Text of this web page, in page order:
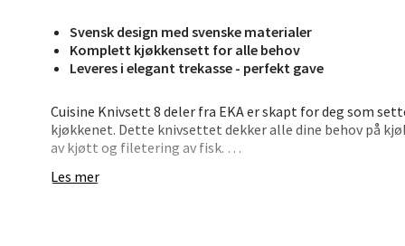
Svensk design med svenske materialer
Komplett kjøkkensett for alle behov
Leveres i elegant trekasse - perfekt gave
Cuisine Knivsett 8 deler fra EKA er skapt for deg som
kjøkkenet. Dette knivsettet dekker alle dine behov på
av kjøtt og filetering av fisk.
Settet inneholder alt du trenger: kokkekniv, brødkniv,
Les mer